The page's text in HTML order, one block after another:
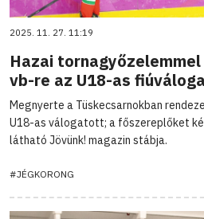
2025. 11. 27. 11:19
Hazai
vb-re az U18-as
Megnyerte a Tüskecsarnokban
U18-as válogatott; a főszereplőket
látható Jövünk! magazin stábja.
#JÉGKORONG